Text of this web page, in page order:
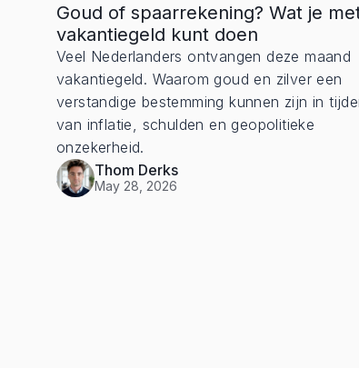
Goud of spaarrekening? Wat je
vakantiegeld kunt doen
Veel Nederlanders ontvangen deze maand
vakantiegeld. Waarom goud en zilver een
verstandige bestemming kunnen zijn in
van inflatie, schulden en geopolitieke
onzekerheid.
Thom Derks
May 28, 2026